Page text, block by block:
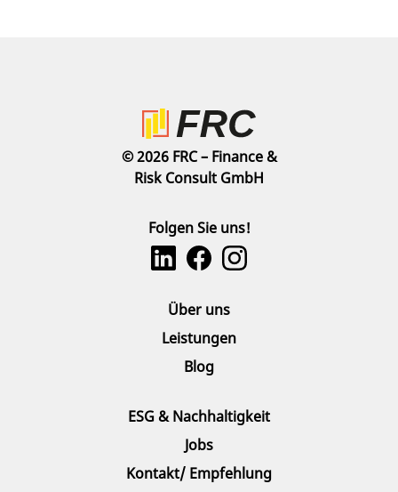
© 2026 FRC – Finance &
Risk Consult GmbH
Folgen Sie uns!
Über uns
Leistungen
Blog
ESG & Nachhaltigkeit
Jobs
Kontakt/ Empfehlung